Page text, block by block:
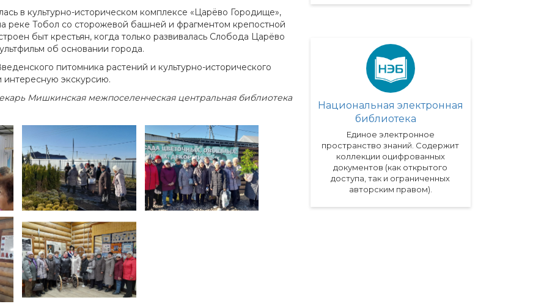
в культурно-историческом комплексе «Царёво Городище»,
реке Тобол со сторожевой башней и фрагментом крепостной
быт крестьян, когда только развивалась Слобода Царёво
об основании города.
питомника растений и культурно-исторического
интересную экскурсию.
Мишкинская межпоселенческая центральная библиотека
Национальная электронная
библиотека
Единое электронное
пространство знаний. Содержит
коллекции оцифрованных
документов (как открытого
доступа, так и ограниченных
авторским правом).